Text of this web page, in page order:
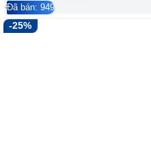
4.2/5 153
Đã bán: 949
-25%